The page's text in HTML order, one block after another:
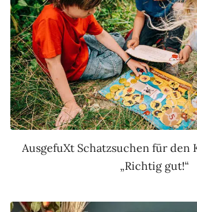
AusgefuXt Schatzsuchen für den
„Richtig gut!“